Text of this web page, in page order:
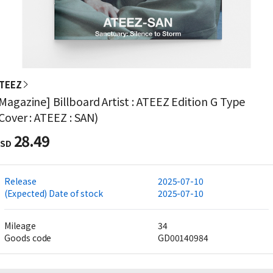
Billboard Artist : ATEEZ Edition G Type
: ATEEZ : SAN)
28.49
Release
2025-07-10
(Expected) Date of stock
2025-07-10
Mileage
34
Goods code
GD00140984